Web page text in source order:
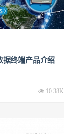
据终端产品介绍
10.38K